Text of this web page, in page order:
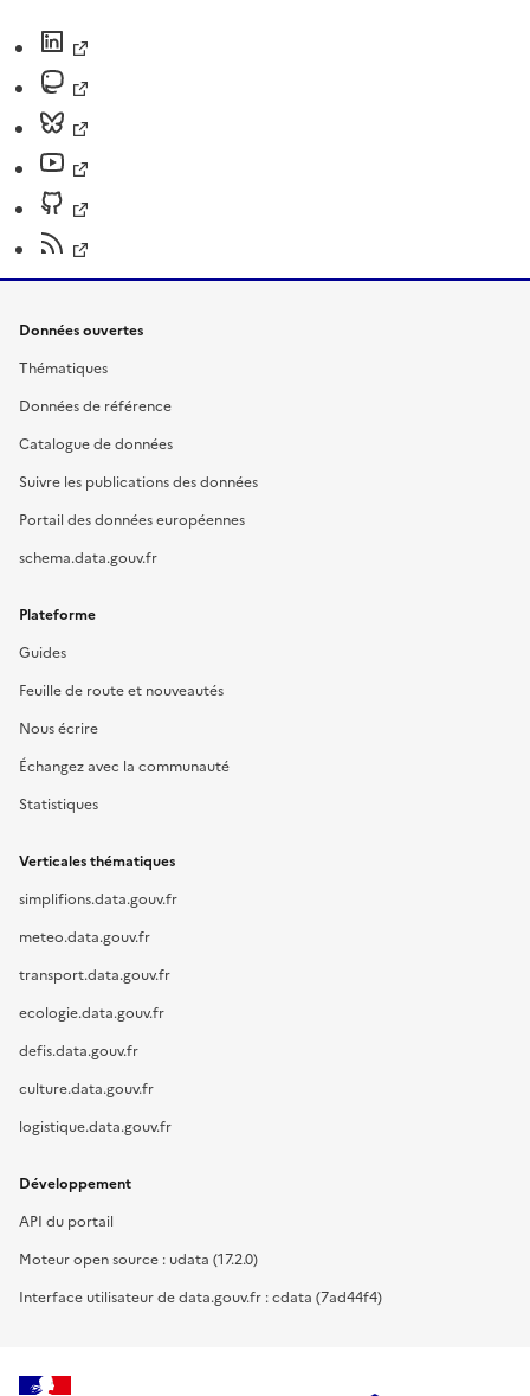
Données ouvertes
Thématiques
Données de référence
Catalogue de données
Suivre les publications des données
Portail des données européennes
schema.data.gouv.fr
Plateforme
Guides
Feuille de route et nouveautés
Nous écrire
Échangez avec la communauté
Statistiques
Verticales thématiques
simplifions.data.gouv.fr
meteo.data.gouv.fr
transport.data.gouv.fr
ecologie.data.gouv.fr
defis.data.gouv.fr
culture.data.gouv.fr
logistique.data.gouv.fr
Développement
API du portail
Moteur open source : udata (17.2.0)
Interface utilisateur de data.gouv.fr : cdata (7ad44f4)